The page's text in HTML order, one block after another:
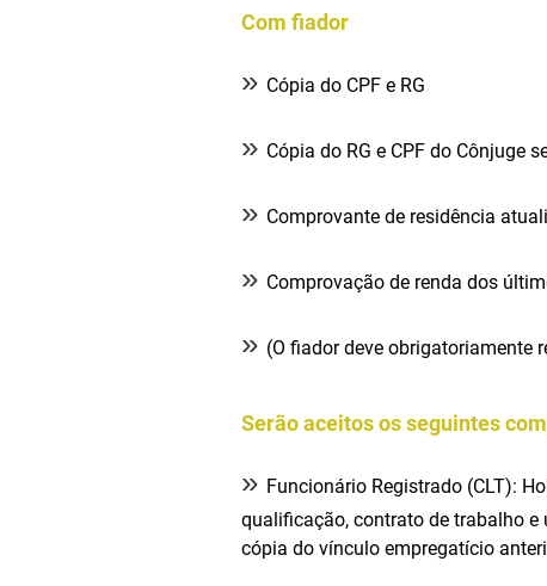
Com fiador
» Cópia do CPF e RG
» Cópia do RG e CPF do Cônjuge
» Comprovante de residência
» Comprovação de renda dos
» (O fiador deve obrigatoriamente
Serão aceitos os seguintes
» Funcionário Registrado (CLT):
qualificação, contrato de trabalho
cópia do vínculo empregatício